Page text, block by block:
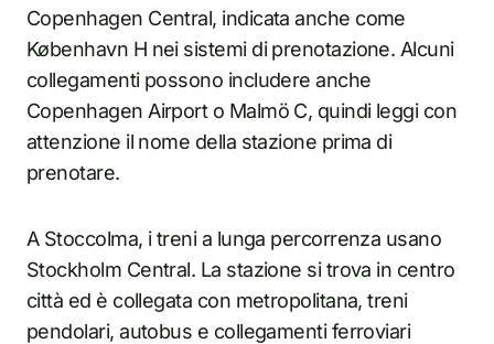
Copenhagen Central, indicata anche come
København H nei sistemi di prenotazione. Alcuni
collegamenti possono includere anche
Copenhagen Airport o Malmö C, quindi leggi con
attenzione il nome della stazione prima di
prenotare.
A Stoccolma, i treni a lunga percorrenza usano
Stockholm Central. La stazione si trova in centro
città ed è collegata con metropolitana, treni
pendolari, autobus e collegamenti ferroviari